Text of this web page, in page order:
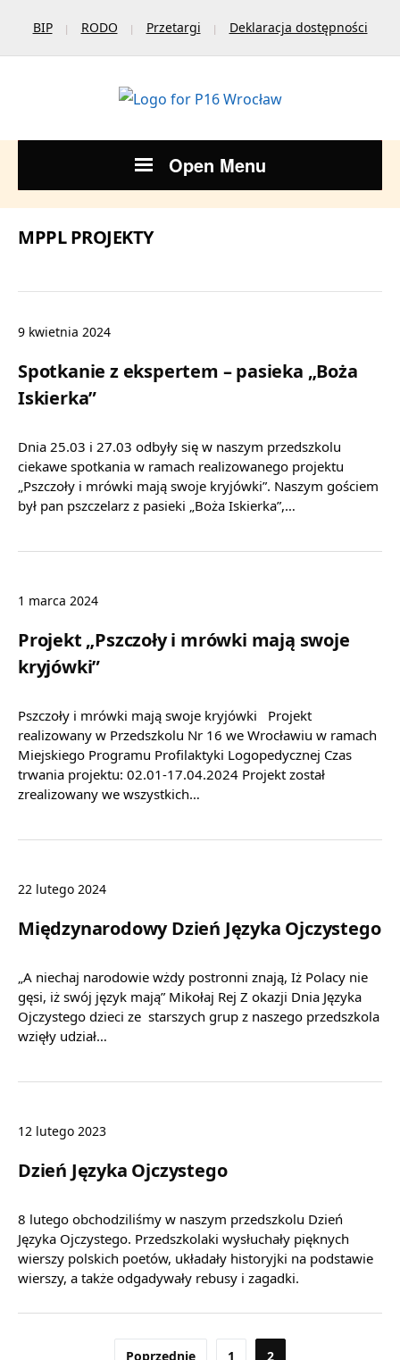
BIP RODO Przetargi Deklaracja dostępności
Open Menu
MPPL PROJEKTY
9 kwietnia 2024
Spotkanie z ekspertem – pasieka „Boża
Iskierka”
Dnia 25.03 i 27.03 odbyły się w naszym przedszkolu
ciekawe spotkania w ramach realizowanego projektu
„Pszczoły i mrówki mają swoje kryjówki”. Naszym gościem
był pan pszczelarz z pasieki „Boża Iskierka”,…
1 marca 2024
Projekt „Pszczoły i mrówki mają swoje
kryjówki”
Pszczoły i mrówki mają swoje kryjówki Projekt
realizowany w Przedszkolu Nr 16 we Wrocławiu w ramach
Miejskiego Programu Profilaktyki Logopedycznej Czas
trwania projektu: 02.01-17.04.2024 Projekt został
zrealizowany we wszystkich…
22 lutego 2024
Międzynarodowy Dzień Języka Ojczystego
„A niechaj narodowie wżdy postronni znają, Iż Polacy nie
gęsi, iż swój język mają” Mikołaj Rej Z okazji Dnia Języka
Ojczystego dzieci ze starszych grup z naszego przedszkola
wzięły udział…
12 lutego 2023
Dzień Języka Ojczystego
8 lutego obchodziliśmy w naszym przedszkolu Dzień
Języka Ojczystego. Przedszkolaki wysłuchały pięknych
wierszy polskich poetów, układały historyjki na podstawie
wierszy, a także odgadywały rebusy i zagadki.
Poprzednie 1 2